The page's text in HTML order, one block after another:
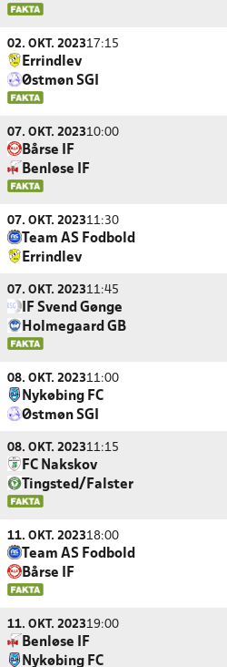
02. OKT. 202317:15
Errindlev
Østmøn SGI
07. OKT. 202310:00
Bårse IF
Benløse IF
07. OKT. 202311:30
Team AS Fodbold
Errindlev
07. OKT. 202311:45
IF Svend Gønge
Holmegaard GB
08. OKT. 202311:00
Nykøbing FC
Østmøn SGI
08. OKT. 202311:15
FC Nakskov
Tingsted/Falster
11. OKT. 202318:00
Team AS Fodbold
Bårse IF
11. OKT. 202319:00
Benløse IF
Nykøbing FC